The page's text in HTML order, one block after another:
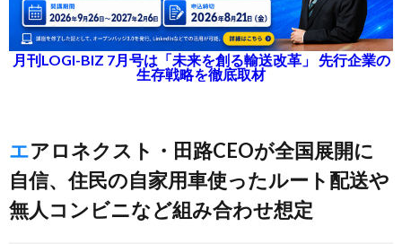
月刊LOGI-BIZ 7月号は「未来を創る輸送改革」 先行企業の
生存戦略を徹底取材
エアロネクスト・田路CEOが全国展開に
自信、住民の自家用車使ったルート配送や
無人コンビニなど組み合わせ想定